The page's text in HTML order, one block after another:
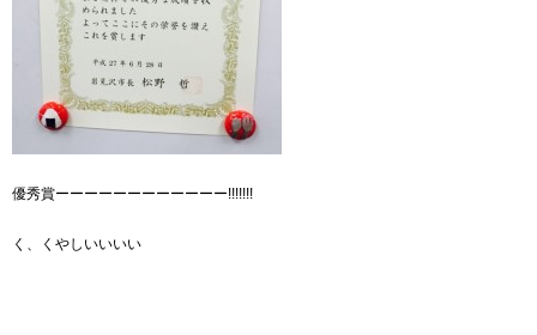
優秀賞ーーーーーーーーーーーー!!!!!!!
く、くやしいいいい